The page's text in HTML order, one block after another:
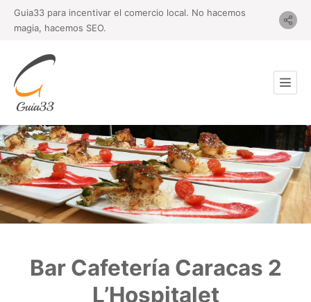
Guia33 para incentivar el comercio local. No hacemos
magia, hacemos SEO.
Bar Cafetería Caracas 2
L’Hospitalet